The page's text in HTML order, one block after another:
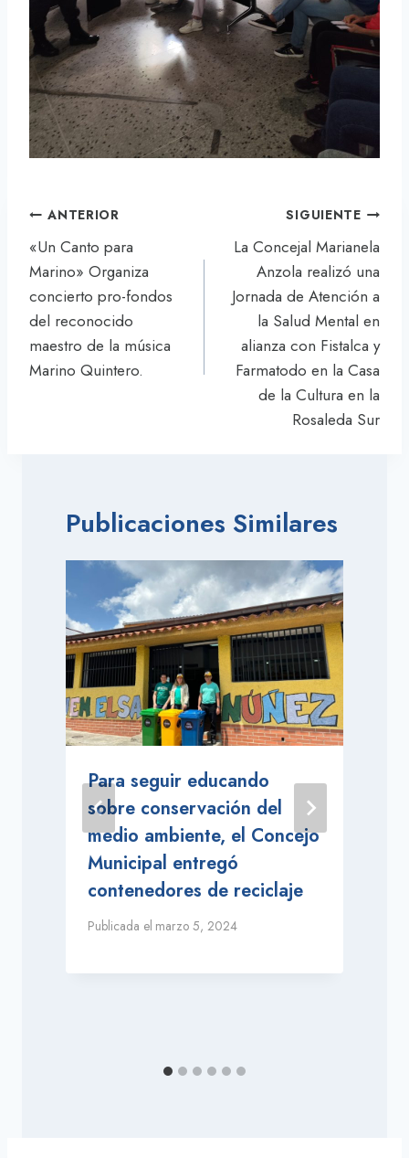
Navegación
de
entradas
ANTERIOR
«Un Canto para
Marino» Organiza
concierto pro-fondos
del reconocido
maestro de la música
Marino Quintero.
SIGUIENTE
La Concejal Marianela
Anzola realizó una
Jornada de Atención a
la Salud Mental en
alianza con Fistalca y
Farmatodo en la Casa
de la Cultura en la
Rosaleda Sur
Publicaciones Similares
Para seguir educando
sobre conservación del
medio ambiente, el Concejo
Municipal entregó
contenedores de reciclaje
Publicada el marzo 5, 2024